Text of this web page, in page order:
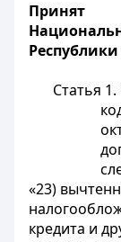
Принят
Статья 1.
«23)
кредита и